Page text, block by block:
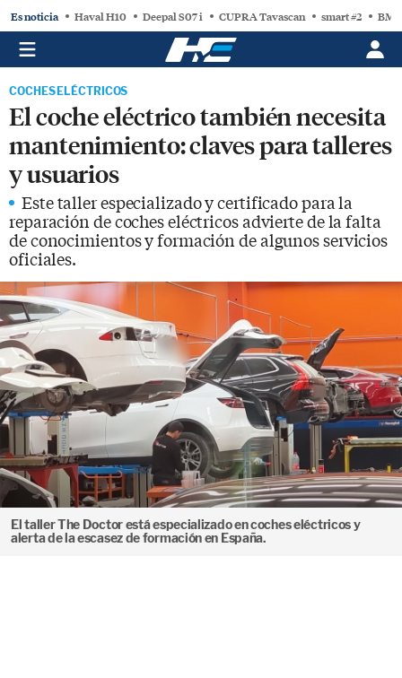
Es noticia Haval H10 Deepal S07 i CUPRA Tavascan smart #2
COCHES ELÉCTRICOS
El coche eléctrico también necesita
mantenimiento: claves para talleres
y usuarios
Este taller especializado y certificado para la
reparación de coches eléctricos advierte de la falta
de conocimientos y formación de algunos servicios
oficiales.
El taller The Doctor está especializado en coches eléctricos y
alerta de la escasez de formación en España.